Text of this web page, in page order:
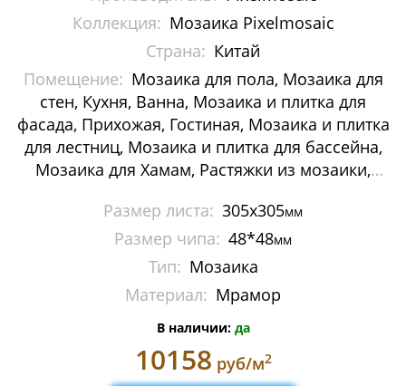
Мозаика Irida
Мозаика Keramograd
Мозаика Mir Mosaic
Мозаика NSmosaic
Мозаика Orro Mosaic
Мозаика Rose Mosaic
Мозаика Sekitei
Мозаика Starmosaic
Мозаика Tonomosaic
Коллекция: Мозаика Pixelmosaic
Страна: Китай
Помещение: Мозаика для пола, Мозаика для
стен, Кухня, Ванна, Мозаика и плитка для
фасада, Прихожая, Гостиная, Мозаика и плитка
для лестниц, Мозаика и плитка для бассейна,
Мозаика для Хамам, Растяжки из мозаики,
Размер листа: 305х305мм
Размер чипа: 48*48мм
Тип: Мозаика
Материал: Мрамор
В наличии: да
10158 руб/м2